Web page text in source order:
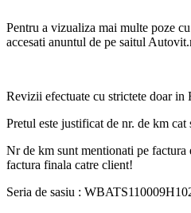
Pentru a vizualiza mai multe poze
accesati anuntul de pe saitul
Revizii efectuate cu strictete doar in
Pretul este justificat de nr. de km cat
Nr de km sunt mentionati pe factura
factura finala catre client!
Seria de sasiu :